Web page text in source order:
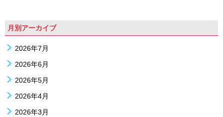
月別アーカイブ
2026年7月
2026年6月
2026年5月
2026年4月
2026年3月